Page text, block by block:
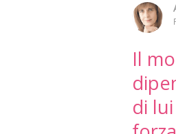
Il
di